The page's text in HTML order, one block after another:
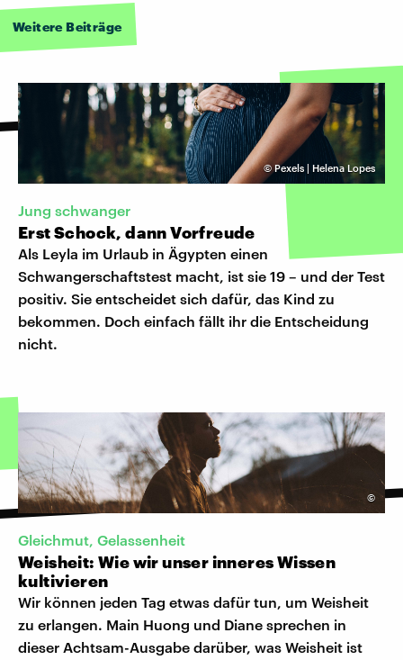
Weitere Beiträge
©Pexels | Helena Lopes
Jung schwanger
Erst Schock, dann Vorfreude
Als Leyla im Urlaub in Ägypten einen
Schwangerschaftstest macht, ist sie 19 – und der Test
positiv. Sie entscheidet sich dafür, das Kind zu
bekommen. Doch einfach fällt ihr die Entscheidung
nicht.
©
Gleichmut, Gelassenheit
Weisheit: Wie wir unser inneres Wissen
kultivieren
Wir können jeden Tag etwas dafür tun, um Weisheit
zu erlangen. Main Huong und Diane sprechen in
dieser Achtsam-Ausgabe darüber, was Weisheit ist